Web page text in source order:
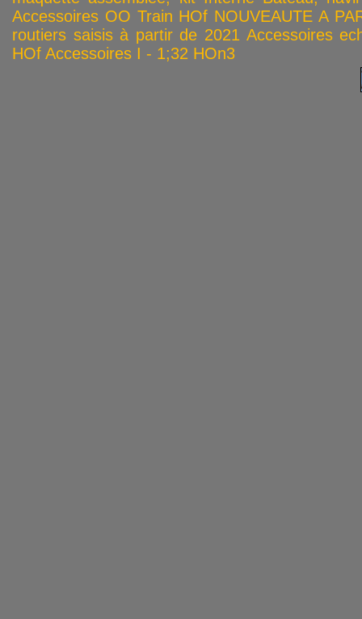
Accessoires OO Train HOf NOUVEAUTE A
routiers saisis à partir de 2021 Accessoires
HOf Accessoires I - 1;32 HOn3